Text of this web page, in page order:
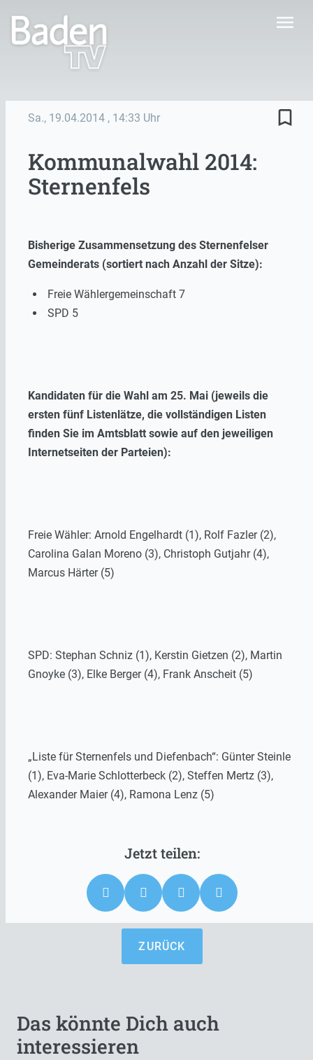
menu
Sa., 19.04.2014 , 14:33 Uhr bookmark_border
Kommunalwahl 2014:
Sternenfels
Bisherige Zusammensetzung des Sternenfelser
Gemeinderats (sortiert nach Anzahl der Sitze):
Freie Wählergemeinschaft 7
SPD 5
Kandidaten für die Wahl am 25. Mai (jeweils die
ersten fünf Listenlätze, die vollständigen Listen
finden Sie im Amtsblatt sowie auf den jeweiligen
Internetseiten der Parteien):
Freie Wähler: Arnold Engelhardt (1), Rolf Fazler (2),
Carolina Galan Moreno (3), Christoph Gutjahr (4),
Marcus Härter (5)
SPD: Stephan Schniz (1), Kerstin Gietzen (2), Martin
Gnoyke (3), Elke Berger (4), Frank Anscheit (5)
„Liste für Sternenfels und Diefenbach“: Günter Steinle
(1), Eva-Marie Schlotterbeck (2), Steffen Mertz (3),
Alexander Maier (4), Ramona Lenz (5)
ZURÜCK
Das könnte Dich auch
interessieren